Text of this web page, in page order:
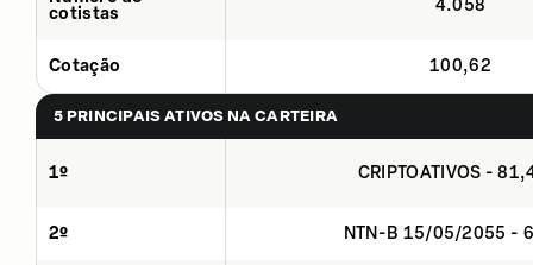
cotistas
4.058
Cotação 100,62
5 PRINCIPAIS ATIVOS NA CARTEIRA
1º CRIPTOATIVOS -
2º NTN-B 15/05/2055 -